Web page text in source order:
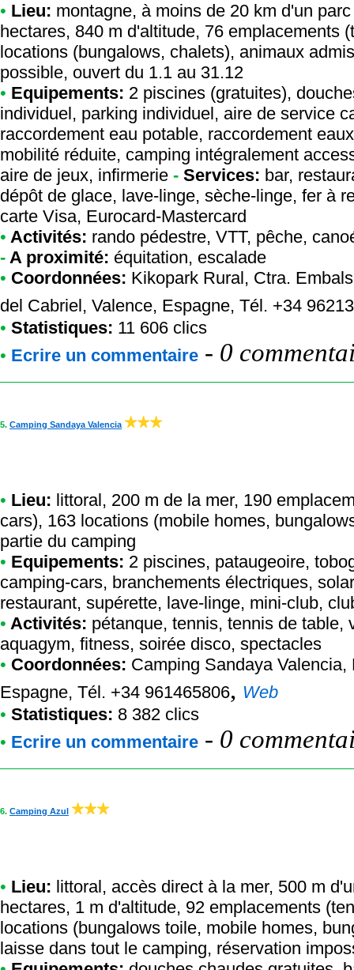
• Lieu: montagne, à moins de 20 km d'un
hectares, 840 m d'altitude, 76 emplacements
locations (bungalows, chalets), animaux
possible, ouvert du 1.1 au 31.12
• Equipements: 2 piscines (gratuites),
individuel, parking individuel, aire de service
raccordement eau potable, raccordement
mobilité réduite, camping intégralement
aire de jeux, infirmerie - Services: bar,
dépôt de glace, lave-linge, sèche-linge, fer à
carte Visa, Eurocard-Mastercard
• Activités: rando pédestre, VTT, pêche,
- A proximité: équitation, escalade
• Coordonnées: Kikopark Rural, Ctra.
del Cabriel, Valence, Espagne, Tél. +34
• Statistiques: 11 606 clics
• Ecrire un commentaire - 0
5. Camping Sandaya Valencia
• Lieu: littoral, 200 m de la mer, 190
cars), 163 locations (mobile homes,
partie du camping
• Equipements: 2 piscines, pataugeoire,
camping-cars, branchements électriques,
restaurant, supérette, lave-linge, mini-club,
• Activités: pétanque, tennis, tennis de table,
aquagym, fitness, soirée disco, spectacles
• Coordonnées: Camping Sandaya Valencia,
Espagne, Tél. +34 961465806, Web
• Statistiques: 8 382 clics
• Ecrire un commentaire - 0
6. Camping Azul
• Lieu: littoral, accès direct à la mer, 500 m
hectares, 1 m d'altitude, 92 emplacements
locations (bungalows toile, mobile homes,
laisse dans tout le camping, réservation